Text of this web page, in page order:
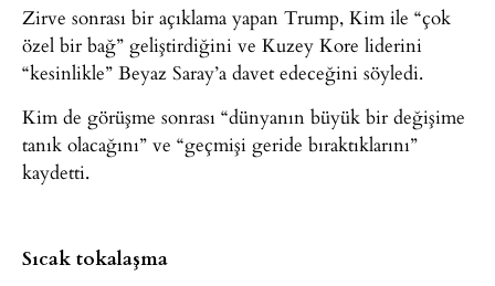
Zirve sonrası bir açıklama yapan Trump, Kim ile “çok
özel bir bağ” geliştirdiğini ve Kuzey Kore liderini
“kesinlikle” Beyaz Saray’a davet edeceğini söyledi.
Kim de görüşme sonrası “dünyanın büyük bir değişime
tanık olacağını” ve “geçmişi geride bıraktıklarını”
kaydetti.
Sıcak tokalaşma